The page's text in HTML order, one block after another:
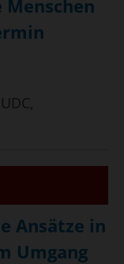
Ansätze in
Umgang